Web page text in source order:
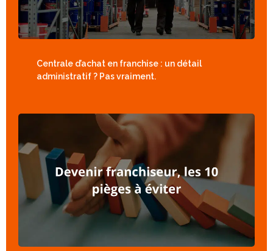
Centrale d’achat en franchise : un détail
administratif ? Pas vraiment.